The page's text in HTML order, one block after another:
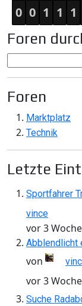
0 0 1 1 1
Foren
Foren
Marktplatz
Technik
Letzte
Sportfahrer
vince
vor 3
Abblendlicht
von
vor 3
Suche